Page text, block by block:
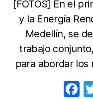
[FOTOS] En el
y la Energía
Medellín, se
trabajo
para abordar los
F